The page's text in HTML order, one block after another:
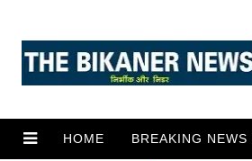
HOME BREAKING NEWS